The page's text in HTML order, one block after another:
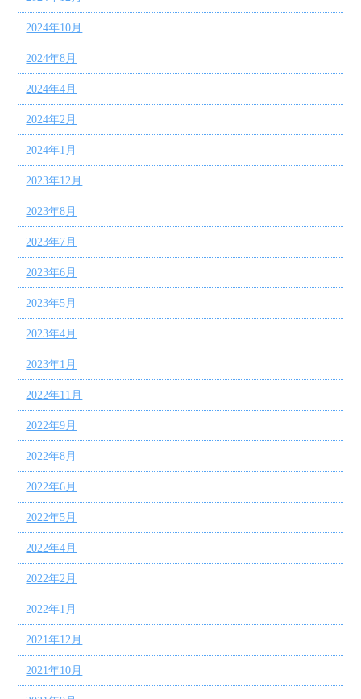
2024年10月
2024年8月
2024年4月
2024年2月
2024年1月
2023年12月
2023年8月
2023年7月
2023年6月
2023年5月
2023年4月
2023年1月
2022年11月
2022年9月
2022年8月
2022年6月
2022年5月
2022年4月
2022年2月
2022年1月
2021年12月
2021年10月